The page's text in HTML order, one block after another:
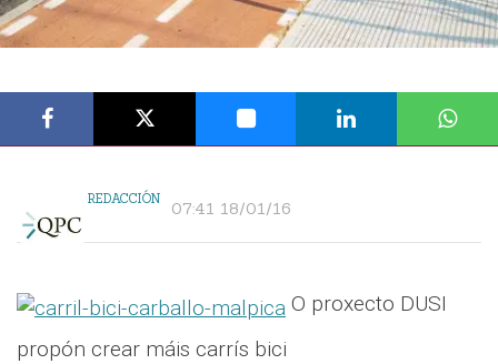
REDACCIÓN 07:41 18/01/16
O proxecto DUSI
propón crear máis carrís bici